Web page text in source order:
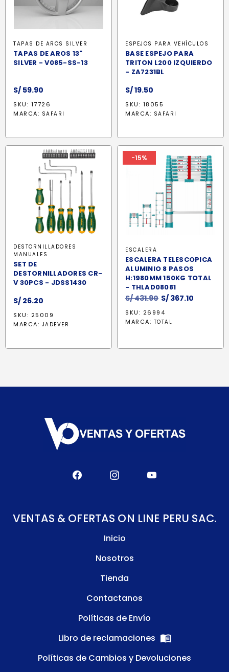
TAPAS DE AROS SILVER
TAPAS DE AROS 13"
SILVER - V085-SS-13
S/ 59.90
SKU: 17726
MARCA: SAFARI
ESPEJOS PARA VEHÍCULOS
BASE ESPEJO PARA
TRITON L200 IZQUIERDO
- ZA7231BL
S/19.50
SKU: 18055
MARCA: SAFARI
DESTORNILLADORES
MANUALES
SET DE
DESTORNILLADORES CR-
V 30PCS - JDSS1430
S/ 26.20
SKU: 25009
MARCA: JADEVER
-15%
ESCALERA
ESCALERA TELESCOPICA
ALUMINIO 8 PASOS
H:1980MM 150KG TOTAL
- THLAD08081
S/431.90 El
precio
original
S/ 367.10
SKU: 26994
MARCA: TOTAL
VENTAS & OFERTAS ON LINE PERU SAC.
Inicio
Nosotros
Tienda
Contactanos
Políticas de Envío
Libro de reclamaciones
Políticas de Cambios y Devoluciones